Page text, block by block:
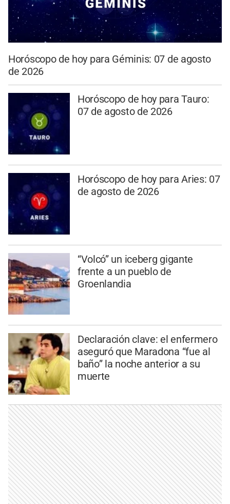
Horóscopo de hoy para Géminis: 07 de agosto
de 2026
Horóscopo de hoy para Tauro:
07 de agosto de 2026
Horóscopo de hoy para Aries: 07
de agosto de 2026
“Volcó” un iceberg gigante
frente a un pueblo de
Groenlandia
Declaración clave: el enfermero
aseguró que Maradona “fue al
baño” la noche anterior a su
muerte